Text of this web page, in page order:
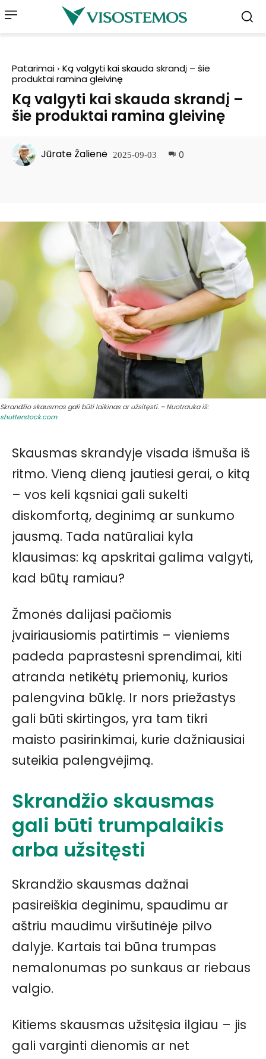
Patarimai
Ką valgyti kai skauda skrandį – šie
produktai ramina gleivinę
Ką valgyti kai skauda skrandį –
šie produktai ramina gleivinę
Jūrate Žalienė 2025-09-03 0
Skrandžio skausmas gali būti laikinas ar užsitęsti. – Nuotrauka iš:
shutterstock.com
Skausmas skrandyje visada išmuša iš
ritmo. Vieną dieną jautiesi gerai, o kitą
– vos keli kąsniai gali sukelti
diskomfortą, deginimą ar sunkumo
jausmą. Tada natūraliai kyla
klausimas: ką apskritai galima valgyti,
kad būtų ramiau?
Žmonės dalijasi pačiomis
įvairiausiomis patirtimis – vieniems
padeda paprastesni sprendimai, kiti
atranda netikėtų priemonių, kurios
palengvina būklę. Ir nors priežastys
gali būti skirtingos, yra tam tikri
maisto pasirinkimai, kurie dažniausiai
suteikia palengvėjimą.
Skrandžio skausmas
gali būti trumpalaikis
arba užsitęsti
Skrandžio skausmas dažnai
pasireiškia deginimu, spaudimu ar
aštriu maudimu viršutinėje pilvo
dalyje. Kartais tai būna trumpas
nemalonumas po sunkaus ar riebaus
valgio.
Kitiems skausmas užsitęsia ilgiau – jis
gali varginti dienomis ar net